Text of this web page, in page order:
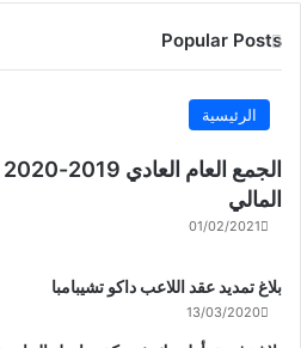
Popular Posts
الرئيسية
المالي
01/02/2021
بلاغ تمديد عقد اللاعب داكو تشيبامبا
13/03/2020